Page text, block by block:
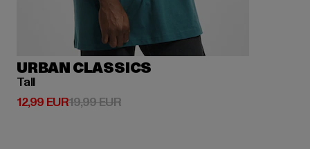
URBAN CLASSICS
Tall
12,99 EUR
Derzeitiger Preis: 12,99 EUR
19,99 EURAktionspreis: 19,99 EUR